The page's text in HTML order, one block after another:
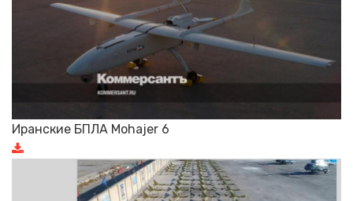
Иранские БПЛА Mohajer 6